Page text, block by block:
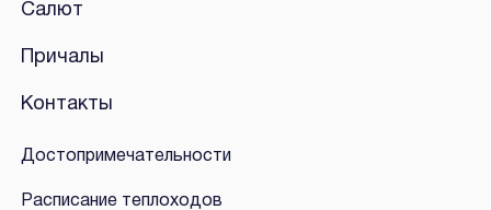
Салют
Причалы
Контакты
Достопримечательности
Расписание теплоходов